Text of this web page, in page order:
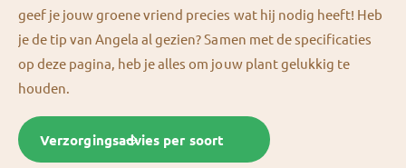
geef je jouw groene vriend precies wat hij nodig heeft! Heb
je de tip van Angela al gezien? Samen met de specificaties
op deze pagina, heb je alles om jouw plant gelukkig te
houden.
Verzorgingsadvies per soort